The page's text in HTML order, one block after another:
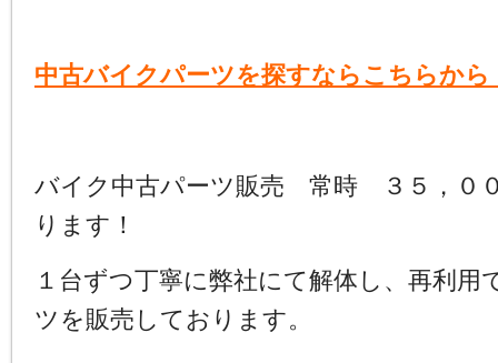
中古バイクパーツを探すならこちらから
バイク中古パーツ販売 常時 ３５，０
ります！
１台ずつ丁寧に弊社にて解体し、再利用
ツを販売しております。